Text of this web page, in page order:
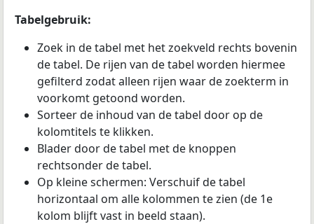
Tabelgebruik:
Zoek in de tabel met het zoekveld rechts bovenin
de tabel. De rijen van de tabel worden hiermee
gefilterd zodat alleen rijen waar de zoekterm in
voorkomt getoond worden.
Sorteer de inhoud van de tabel door op de
kolomtitels te klikken.
Blader door de tabel met de knoppen
rechtsonder de tabel.
Op kleine schermen: Verschuif de tabel
horizontaal om alle kolommen te zien (de 1e
kolom blijft vast in beeld staan).